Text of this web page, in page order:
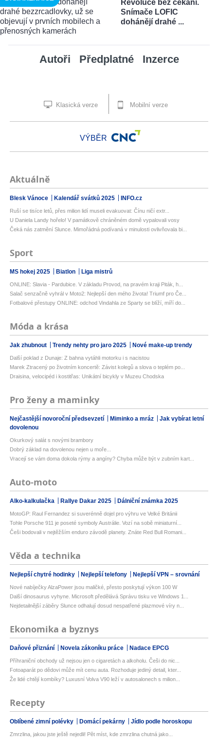
Revoluce bez čekání.
Snímače LOFIC
dohánějí drahé ...
Autoři Předplatné Inzerce
Klasická verze Mobilní verze
VÝBĚR
Aktuálně
Blesk Vánoce Kalendář svátků 2025 INFO.cz
Ruší se tisíce letů, přes milion lidí museli evakuovat: Čínu ničí extr...
U Daniela Landy hořelo! V památkově chráněném domě vypalovali vosy
Čeká nás zatmění Slunce. Mimořádná podívaná v minulosti ovlivňovala bi...
Sport
MS hokej 2025 Biatlon Liga mistrů
ONLINE: Slavia - Pardubice. V základu Provod, na pravém kraji Piták, h...
Salač senzačně vyhrál v Moto2: Nejlepší den mého života! Triumf pro Če...
Fotbalové přestupy ONLINE: odchod Vindahla ze Sparty se blíží, míří do...
Móda a krása
Jak zhubnout Trendy nehty pro jaro 2025 Nové make-up trendy
Další poklad z Dunaje: Z bahna vytáhli motorku i s nacistou
Marek Ztracený po životním koncertě: Závist kolegů a slova o teplém po...
Draisina, velocipéd i kostitřas: Unikátní bicykly v Muzeu Chodska
Pro ženy a maminky
Nejčastější novoroční předsevzetí Miminko a mráz
Jak vybírat letní
dovolenou
Okurkový salát s novými brambory
Dobrý základ na dovolenou nejen u moře...
Vracejí se vám doma dokola rýmy a angíny? Chyba může být v zubním kart...
Auto-moto
Alko-kalkulačka Rallye Dakar 2025 Dálniční známka 2025
MotoGP: Raul Fernandez si suverénně dojel pro výhru ve Velké Británii
Tohle Porsche 911 je poseté symboly Austrálie. Vozí na sobě miniaturní...
Češi bodovali v nejtěžším enduro závodě planety. Znáte Red Bull Romani...
Věda a technika
Nejlepší chytré hodinky Nejlepší telefony Nejlepší VPN – srovnání
Nové nabíječky AlzaPower jsou maličké, přesto poskytují výkon 100 W
Další dinosaurus vyhyne. Microsoft předělává Správu tisku ve Windows 1...
Nejdetailnější záběry Slunce odhalují dosud nespatřené plazmové víry n...
Ekonomika a byznys
Daňové přiznání Novela zákoníku práce Nadace EPCG
Příhraniční obchody už nejsou jen o cigaretách a alkoholu. Češi do nic...
Fotoaparát po dědovi může mít cenu auta. Rozhoduje jediný detail, kter...
Že lidé chtějí kombíky? Luxusní Volva V90 leží v autosalonech s milion...
Recepty
Oblíbené zimní polévky Domácí pekárny Jídlo podle horoskopu
Zmrzlina, jakou jste ještě nejedli! Pět míst, kde zmrzlina chutná jako...